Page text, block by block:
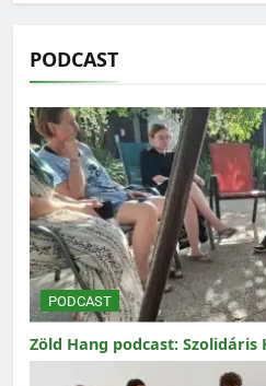
PODCAST
PODCAST
Zöld Hang podcast: Szolidáris